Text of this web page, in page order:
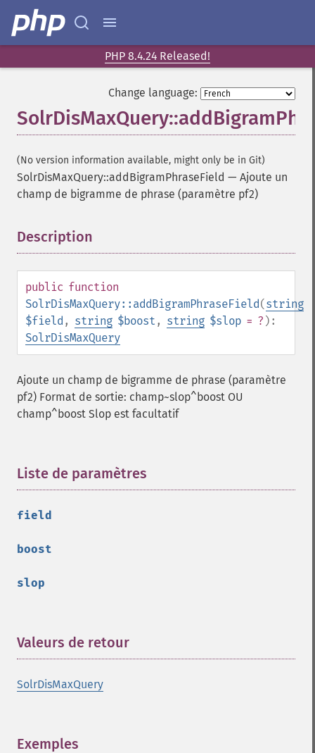
PHP 8.4.24 Released!
Change language:
(No version information available, might only be in Git)
SolrDisMaxQuery::addBigramPhraseField — Ajoute un
champ de bigramme de phrase (paramètre pf2)
Description
public function
SolrDisMaxQuery::addBigramPhraseField(string
$field , string $boost , string $slop = ? ):
SolrDisMaxQuery
Ajoute un champ de bigramme de phrase (paramètre
pf2) Format de sortie: champ~slop^boost OU
champ^boost Slop est facultatif
Liste de paramètres
field
boost
slop
Valeurs de retour
SolrDisMaxQuery
Exemples